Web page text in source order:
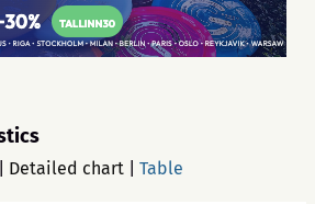
Detailed chart Table